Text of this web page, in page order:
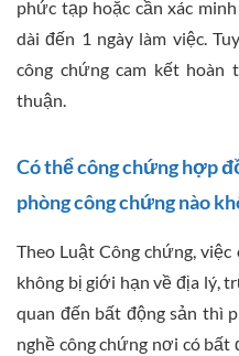
phức tạp hoặc cần xác
dài đến 1 ngày làm việc.
công chứng cam kết hoàn
thuận.
Có thể công chứng hợp
phòng công chứng nào
Theo Luật Công chứng,
không bị giới hạn về địa lý,
quan đến bất động sản thì
nghề công chứng nơi có